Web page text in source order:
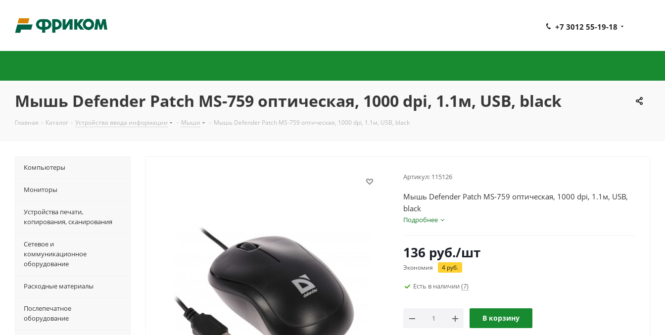
+7 3012 55-19-18
Мышь Defender Patch MS-759 оптическая, 1000 dpi, 1.1м, USB, black
Главная - Каталог - Устройства ввода информации - Мыши - Мышь Defender Patch MS-759 оптическая, 1000 dpi, 1.1м, USB, black
Артикул: 115126
Мышь Defender Patch MS-759 оптическая, 1000 dpi, 1.1м, USB,
black
Подробнее
136 руб./шт
Экономия 4 руб.
Есть в наличии (7)
В корзину
Компьютеры
Мониторы
Устройства печати,
копирования, сканирования
Сетевое и
коммуникационное
оборудование
Расходные материалы
Послепечатное
оборудование